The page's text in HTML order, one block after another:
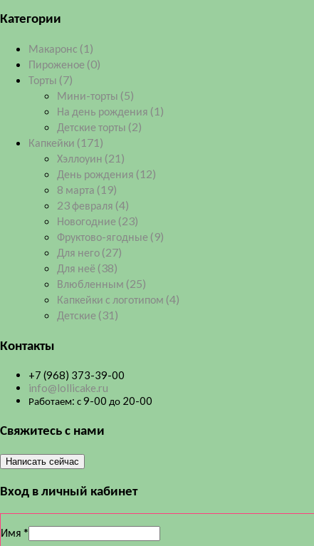
Категории
Макаронс (1)
Пироженое (0)
Торты (7)
Мини-торты (5)
На день рождения (1)
Детские торты (2)
Капкейки (171)
Хэллоуин (21)
День рождения (12)
8 марта (19)
23 февраля (4)
Новогодние (23)
Фруктово-ягодные (9)
Для него (27)
Для неё (38)
Влюбленным (25)
Капкейки с логотипом (4)
Детские (31)
Контакты
+7 (968) 373-39-00
info@lollicake.ru
Работаем: с 9-00 до 20-00
Свяжитесь с нами
Написать сейчас
Вход в личный кабинет
Имя *